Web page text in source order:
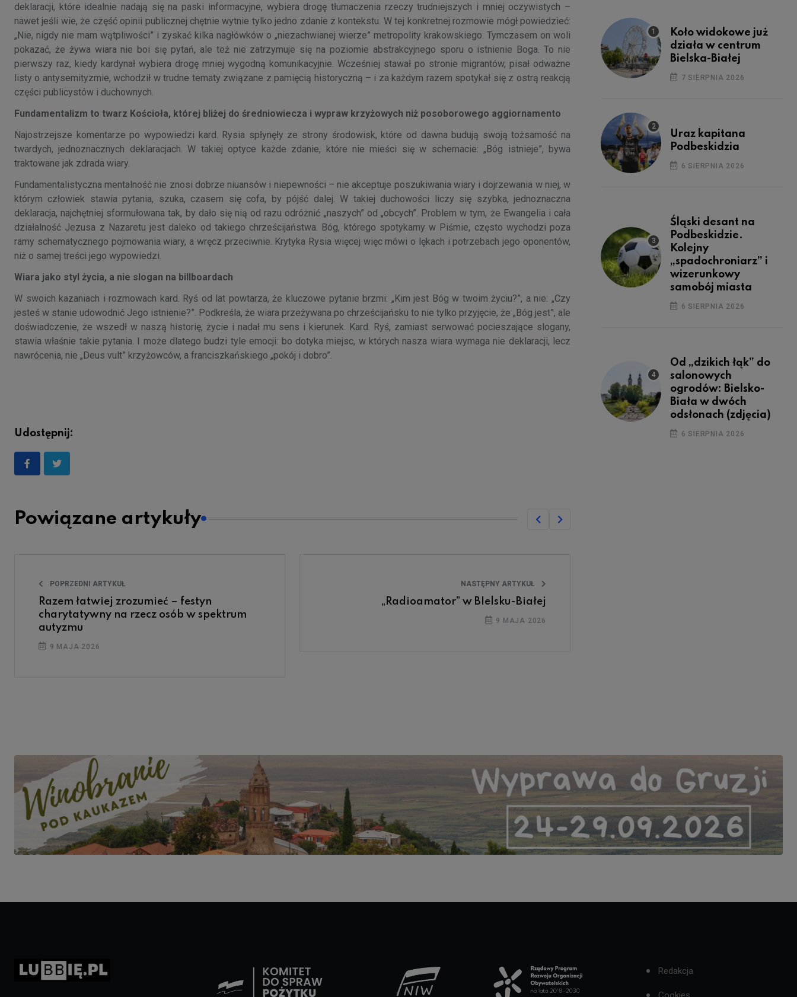
deklaracji, które idealnie nadają się na paski informacyjne, wybiera drogę tłumaczenia rzeczy trudniejszych i mniej oczywistych –
nawet jeśli wie, że część opinii publicznej chętnie wytnie tylko jedno zdanie z kontekstu. W tej konkretnej rozmowie mógł powiedzieć:
„Nie, nigdy nie mam wątpliwości” i zyskać kilka nagłówków o „niezachwianej wierze” metropolity krakowskiego. Tymczasem on woli
pokazać, że żywa wiara nie boi się pytań, ale też nie zatrzymuje się na poziomie abstrakcyjnego sporu o istnienie Boga. To nie
pierwszy raz, kiedy kardynał wybiera drogę mniej wygodną komunikacyjnie. Wcześniej stawał po stronie migrantów, pisał odważne
listy o antysemityzmie, wchodził w trudne tematy związane z pamięcią historyczną – i za każdym razem spotykał się z ostrą reakcją
części publicystów i duchownych.
Fundamentalizm to twarz Kościoła, której bliżej do średniowiecza i wypraw krzyżowych niż posoborowego aggiornamento
Najostrzejsze komentarze po wypowiedzi kard. Rysia spłynęły ze strony środowisk, które od dawna budują swoją tożsamość na
twardych, jednoznacznych deklaracjach. W takiej optyce każde zdanie, które nie mieści się w schemacie: „Bóg istnieje”, bywa
traktowane jak zdrada wiary.
Fundamentalistyczna mentalność nie znosi dobrze niuansów i niepewności – nie akceptuje poszukiwania wiary i dojrzewania w niej, w
którym człowiek stawia pytania, szuka, czasem się cofa, by pójść dalej. W takiej duchowości liczy się szybka, jednoznaczna
deklaracja, najchętniej sformułowana tak, by dało się nią od razu odróżnić „naszych” od „obcych”. Problem w tym, że Ewangelia i cała
działalność Jezusa z Nazaretu jest daleko od takiego chrześcijaństwa. Bóg, którego spotykamy w Piśmie, często wychodzi poza
ramy schematycznego pojmowania wiary, a wręcz przeciwnie. Krytyka Rysia więcej więc mówi o lękach i potrzebach jego oponentów,
niż o samej treści jego wypowiedzi.
Wiara jako styl życia, a nie slogan na billboardach
W swoich kazaniach i rozmowach kard. Ryś od lat powtarza, że kluczowe pytanie brzmi: „Kim jest Bóg w twoim życiu?”, a nie: „Czy
jesteś w stanie udowodnić Jego istnienie?”. Podkreśla, że wiara przeżywana po chrześcijańsku to nie tylko przyjęcie, że „Bóg jest”, ale
doświadczenie, że wszedł w naszą historię, życie i nadał mu sens i kierunek. Kard. Ryś, zamiast serwować pocieszające slogany,
stawia właśnie takie pytania. I może dlatego budzi tyle emocji: bo dotyka miejsc, w których nasza wiara wymaga nie deklaracji, lecz
nawrócenia, nie „Deus vult” krzyżowców, a franciszkańskiego „pokój i dobro”.
Udostępnij:
Powiązane artykuły
POPRZEDNI ARTYKUŁ
Razem łatwiej zrozumieć – festyn
charytatywny na rzecz osób w spektrum
autyzmu
9 MAJA 2026
NASTĘPNY ARTYKUŁ
„Radioamator” w BIelsku-Białej
9 MAJA 2026
Koło widokowe już
działa w centrum
Bielska-Białej
7 SIERPNIA 2026
Uraz kapitana
Podbeskidzia
6 SIERPNIA 2026
Śląski desant na
Podbeskidzie.
Kolejny
„spadochroniarz” i
wizerunkowy
samobój miasta
6 SIERPNIA 2026
Od „dzikich łąk” do
salonowych
ogrodów: Bielsko-
Biała w dwóch
odsłonach (zdjęcia)
6 SIERPNIA 2026
Redakcja